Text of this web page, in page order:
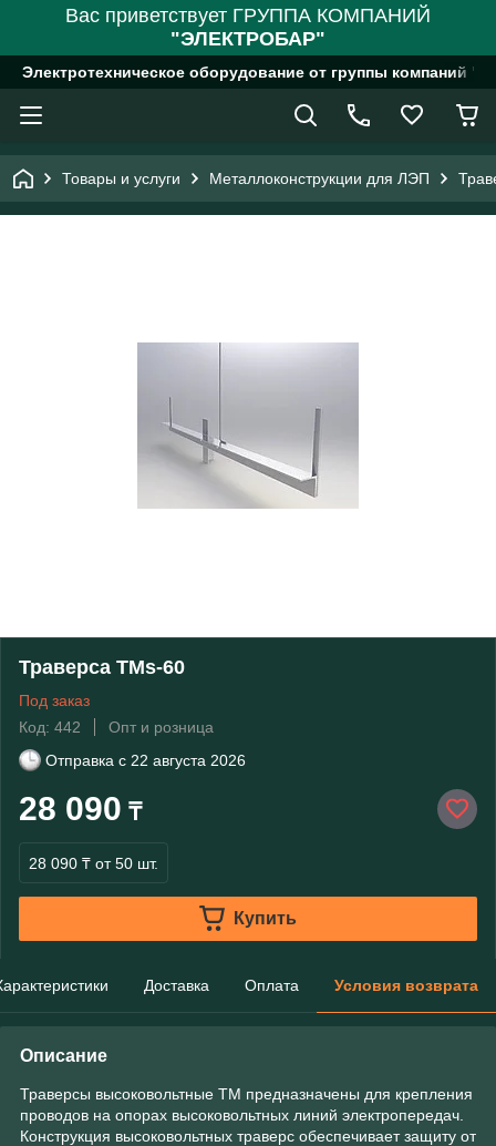
Вас приветствует ГРУППА КОМПАНИЙ
"ЭЛЕКТРОБАР"
Электротехническое оборудование от группы компаний
Товары и услуги Металлоконструкции для ЛЭП
Траверса ТМs-60
Под заказ
Код: 442
Опт и розница
Отправка с 22 августа 2026
28 090 ₸
28 090 ₸ от 50 шт.
Купить
Доставка Оплата Условия возврата
Описание
Траверсы высоковольтные ТМ предназначены для крепления
проводов на опорах высоковольтных линий электропередач.
Конструкция высоковольтных траверс обеспечивает защиту от